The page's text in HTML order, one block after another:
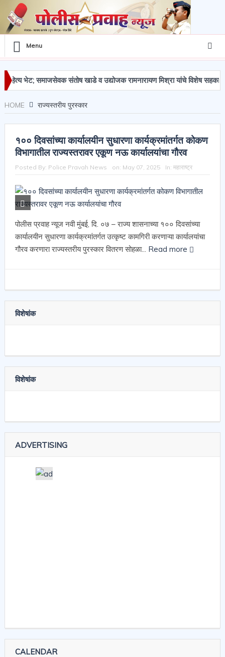
Menu
समाजसेवक संतोष खाडे व उद्योजक रामनारायण मिश्रा यांचे विशेष सहकार्य.
HOME राज्यस्तरीय पुरस्कार
१०० दिवसांच्या कार्यालयीन सुधारणा कार्यक्रमांतर्गत कोकण
विभागातील राज्यस्तरावर एकूण नऊ कार्यालयांचा गौरव
Posted By: Police Pravah News on: May 07, 2025 In: महाराष्ट्र
पोलीस प्रवाह न्यूज नवी मुंबई, दि. ०७ – राज्य शासनाच्या १०० दिवसांच्या
कार्यालयीन सुधारणा कार्यक्रमांतर्गत उत्कृष्ट कामगिरी करणाऱ्या कार्यालयांचा
गौरव करणारा राज्यस्तरीय पुरस्कार वितरण सोहळा... Read more
विशेषांक
विशेषांक
ADVERTISING
CALENDAR